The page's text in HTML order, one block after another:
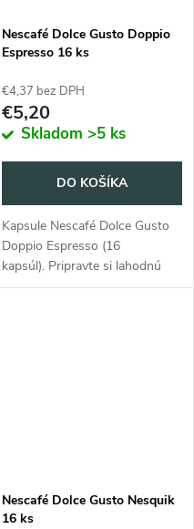
Nescafé Dolce Gusto Doppio
Espresso 16 ks
€4,37 bez DPH
€5,20
Skladom >5 ks
DO KOŠÍKA
Kapsule Nescafé Dolce Gusto
Doppio Espresso (16
kapsúl). Pripravte si lahodnú
kávu vo vlastnej domácnosti.
Nescafé Dolce Gusto Nesquik
16 ks